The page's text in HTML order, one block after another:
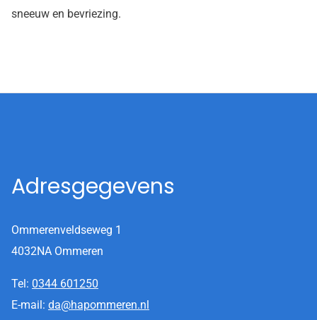
sneeuw en bevriezing.
Adresgegevens
Ommerenveldseweg 1
4032NA Ommeren
Tel: 0344 601250
E-mail: da@hapommeren.nl